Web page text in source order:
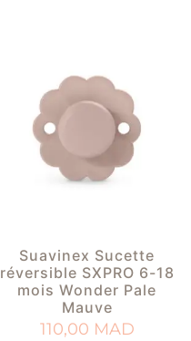
Suavinex Sucette
réversible SXPRO 6-18
mois Wonder Pale
Mauve
110,00 MAD